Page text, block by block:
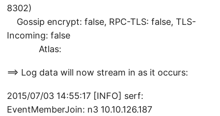
8302)
Gossip encrypt: false, RPC-TLS: false, TLS-
Incoming: false
Atlas:
==> Log data will now stream in as it occurs:
2015/07/03 14:55:17 [INFO] serf:
EventMemberJoin: n3 10.10.126.187